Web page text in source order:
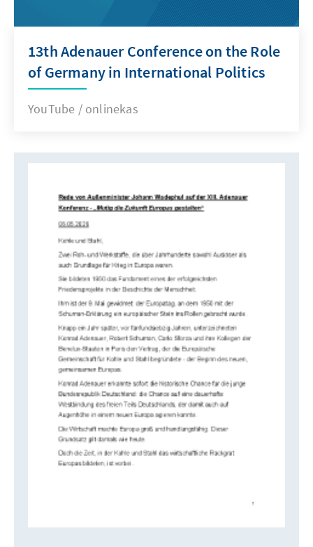
13th Adenauer Conference on the Role
of Germany in International Politics
YouTube / onlinekas